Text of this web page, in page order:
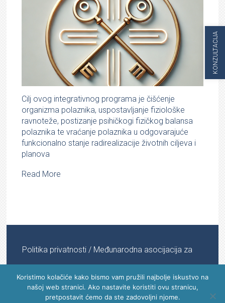
Cilj ovog integrativnog programa je čišćenje
organizma polaznika, uspostavljanje fiziološke
ravnoteže, postizanje psihičkogi fizičkog balansa
polaznika te vraćanje polaznika u odgovarajuće
funkcionalno stanje radirealizacije životnih ciljeva i
planova
Read More
Politika privatnosti / Međunarodna asocijacija za
Reserved
KONZULTACIJA
Koristimo kolačiće kako bismo vam pružili najbolje iskustvo na
našoj web stranici. Ako nastavite koristiti ovu stranicu,
pretpostavit ćemo da ste zadovoljni njome.